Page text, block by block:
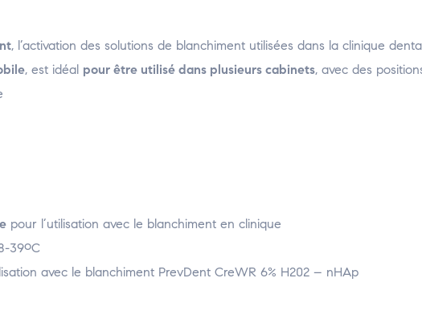
, l’activation des solutions de blanchiment utilisées dans la clinique
, est idéal pour être utilisé dans plusieurs cabinets, avec des
pour l’utilisation avec le blanchiment en clinique
39ºC
avec le blanchiment PrevDent CreWR 6% H202 – nHAp